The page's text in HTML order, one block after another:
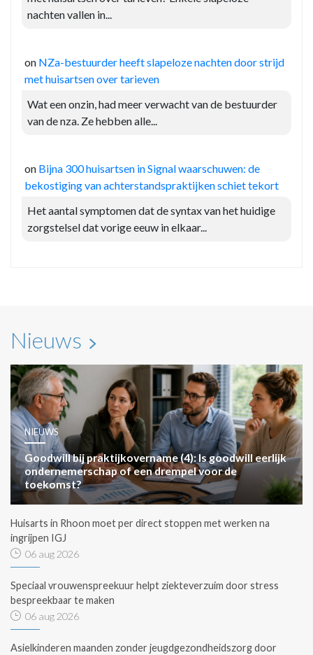
nachten vallen in...
on NZa-bestuurder heeft slapeloze nachten door strijd
met huisartsen over tarieven
Wat een onzin, had meer verwacht van de bestuurder
van de nza. Ze hebben alle...
on Bijna 300 huisartsen in Signal waarschuwen: de
bekostiging van achterstandspraktijken schiet tekort
Het aantal symptomen dat de syntax van het huidige
zorgstelsel dat vorige eeuw in elkaar...
Nieuws
NIEUWS
Goodwill bij praktijkovername (4): Is goodwill eerlijk
ondernemerschap of een drempel voor de
toekomst?
Huisarts in Rhoon moet per direct stoppen met werken na
ingrijpen IGJ
06 aug 2026
Speciaal vrouwenspreekuur helpt ziekteverzuim door stress
bespreekbaar te maken
06 aug 2026
Asielkinderen maanden zonder jeugdgezondheidszorg door